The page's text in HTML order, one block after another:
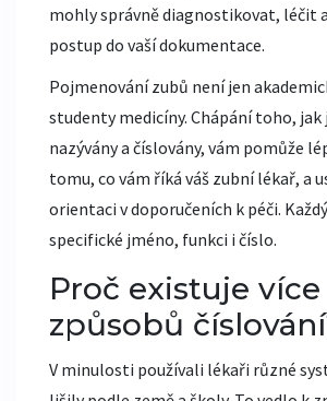
mohly správně diagnostikovat, léčit
postup do vaší dokumentace.
Pojmenování zubů není jen
studenty medicíny. Chápání toho, jak
nazývány a číslovány, vám pomůže
tomu, co vám říká váš zubní lékař, a
orientaci v doporučeních k péči.
specifické jméno, funkci i číslo.
Proč existuje více
způsobů
V minulosti používali lékaři různé